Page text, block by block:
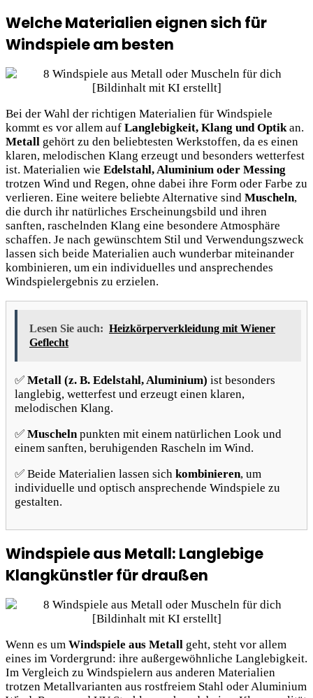
Welche Materialien eignen sich für
Windspiele am besten
Bei der Wahl der richtigen Materialien für Windspiele
kommt es vor allem auf Langlebigkeit, Klang und Optikan.
Metall gehört zu den beliebtesten Werkstoffen, da es einen
klaren, melodischen Klang erzeugt und besonders wetterfest
ist. Materialien wie Edelstahl, Aluminium oder Messing
trotzen Wind und Regen, ohne dabei ihre Form oder Farbe zu
verlieren. Eine weitere beliebte Alternative sind Muscheln,
die durch ihr natürliches Erscheinungsbild und ihren
sanften, raschelnden Klang eine besondere Atmosphäre
schaffen. Je nach gewünschtem Stil und Verwendungszweck
lassen sich beide Materialien auch wunderbar miteinander
kombinieren, um ein individuelles und ansprechendes
Windspielergebnis zu erzielen.
Lesen Sie auch: Heizkörperverkleidung mit Wiener
Geflecht
✅ Metall (z. B. Edelstahl, Aluminium) ist besonders
langlebig, wetterfest und erzeugt einen klaren,
melodischen Klang.
✅ Muschelnpunkten mit einem natürlichen Look und
einem sanften, beruhigenden Rascheln im Wind.
✅ Beide Materialien lassen sich kombinieren, um
individuelle und optisch ansprechende Windspiele zu
gestalten.
Windspiele aus Metall: Langlebige
Klangkünstler für draußen
Wenn es um Windspiele aus Metall geht, steht vor allem
eines im Vordergrund: ihre außergewöhnliche Langlebigkeit.
Im Vergleich zu Windspielern aus anderen Materialien
trotzen Metallvarianten aus rostfreiem Stahl oder Aluminium